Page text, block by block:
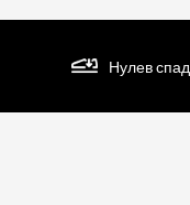
Нулев спад